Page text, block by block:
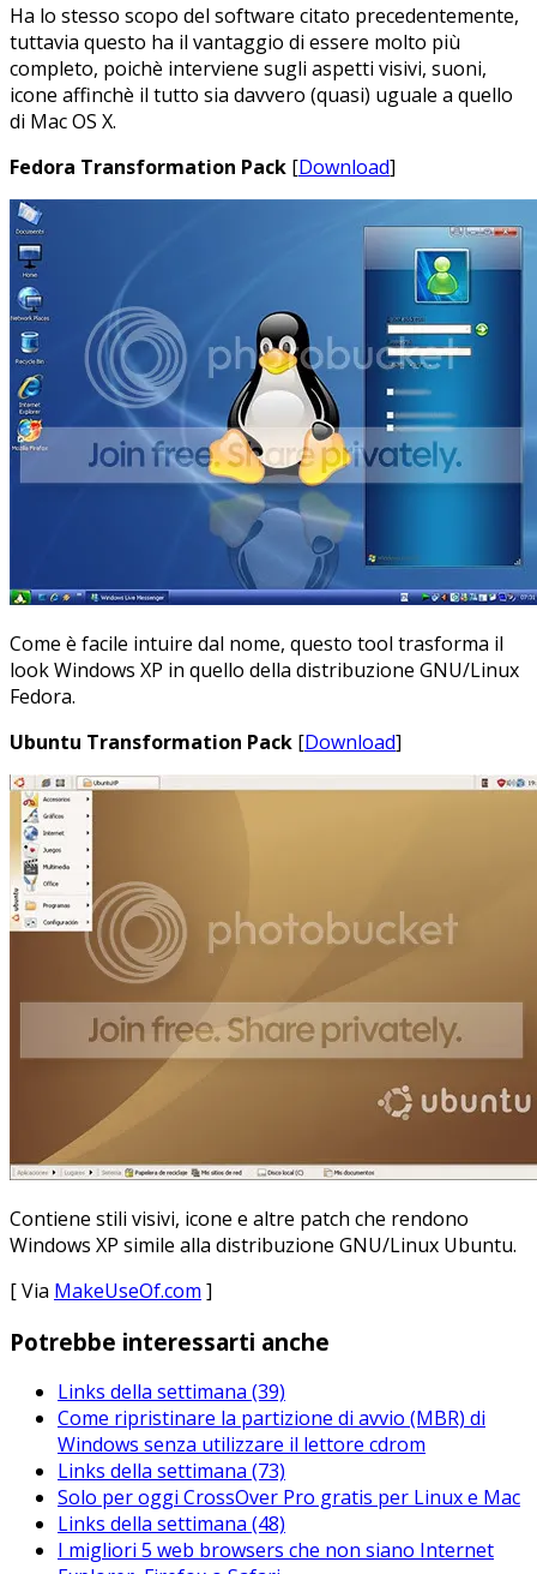
Ha lo stesso scopo del software citato precedentemente,
tuttavia questo ha il vantaggio di essere molto più
completo, poichè interviene sugli aspetti visivi, suoni,
icone affinchè il tutto sia davvero (quasi) uguale a quello
di Mac OS X.
Fedora Transformation Pack [Download]
Come è facile intuire dal nome, questo tool trasforma il
look Windows XP in quello della distribuzione GNU/Linux
Fedora.
Ubuntu Transformation Pack [Download]
Contiene stili visivi, icone e altre patch che rendono
Windows XP simile alla distribuzione GNU/Linux Ubuntu.
[ Via MakeUseOf.com ]
Potrebbe interessarti anche
Links della settimana (39)
Come ripristinare la partizione di avvio (MBR) di
Windows senza utilizzare il lettore cdrom
Links della settimana (73)
Solo per oggi CrossOver Pro gratis per Linux e Mac
Links della settimana (48)
I migliori 5 web browsers che non siano Internet